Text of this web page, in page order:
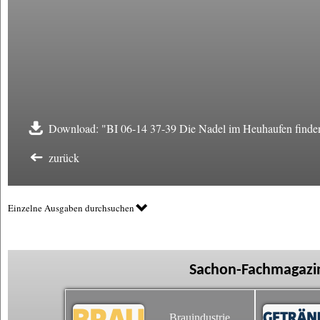
Download: "BI 06-14 37-39 Die Nadel im Heuhaufen
zurück
Einzelne Ausgaben durchsuchen
Sachon-
Brauindustrie